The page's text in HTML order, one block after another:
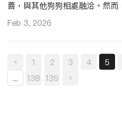
Feb 3, 2026
善，與其他狗狗相處融洽。然而
‹ 1 2 3 4 5
...
138 139 ›